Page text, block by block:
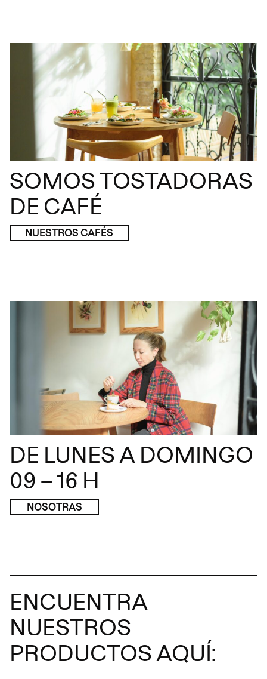
SOMOS TOSTADORAS
DE CAFÉ
NUESTROS CAFÉS
DE LUNES A DOMINGO
09 – 16 H
NOSOTRAS
ENCUENTRA
NUESTROS
PRODUCTOS AQUÍ: